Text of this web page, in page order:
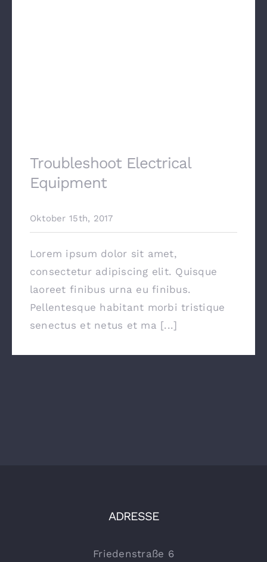
Troubleshoot Electrical
Equipment
Oktober 15th, 2017
Lorem ipsum dolor sit amet,
consectetur adipiscing elit. Quisque
laoreet finibus urna eu finibus.
Pellentesque habitant morbi tristique
senectus et netus et ma [...]
ADRESSE
Friedenstraße 6